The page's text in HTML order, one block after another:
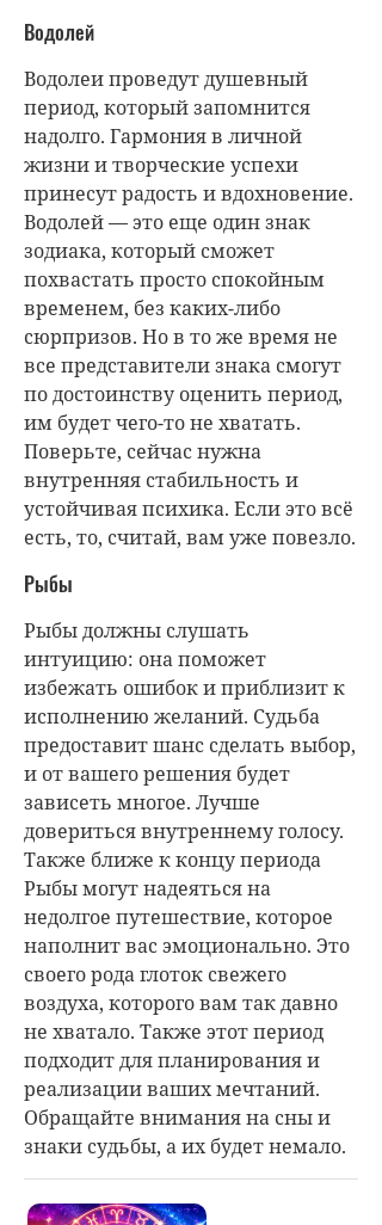
Водолей
Водолеи проведут душевный
период, который запомнится
надолго. Гармония в личной
жизни и творческие успехи
принесут радость и вдохновение.
Водолей — это еще один знак
зодиака, который сможет
похвастать просто спокойным
временем, без каких-либо
сюрпризов. Но в то же время не
все представители знака смогут
по достоинству оценить период,
им будет чего-то не хватать.
Поверьте, сейчас нужна
внутренняя стабильность и
устойчивая психика. Если это всё
есть, то, считай, вам уже повезло.
Рыбы
Рыбы должны слушать
интуицию: она поможет
избежать ошибок и приблизит к
исполнению желаний. Судьба
предоставит шанс сделать выбор,
и от вашего решения будет
зависеть многое. Лучше
довериться внутреннему голосу.
Также ближе к концу периода
Рыбы могут надеяться на
недолгое путешествие, которое
наполнит вас эмоционально. Это
своего рода глоток свежего
воздуха, которого вам так давно
не хватало. Также этот период
подходит для планирования и
реализации ваших мечтаний.
Обращайте внимания на сны и
знаки судьбы, а их будет немало.